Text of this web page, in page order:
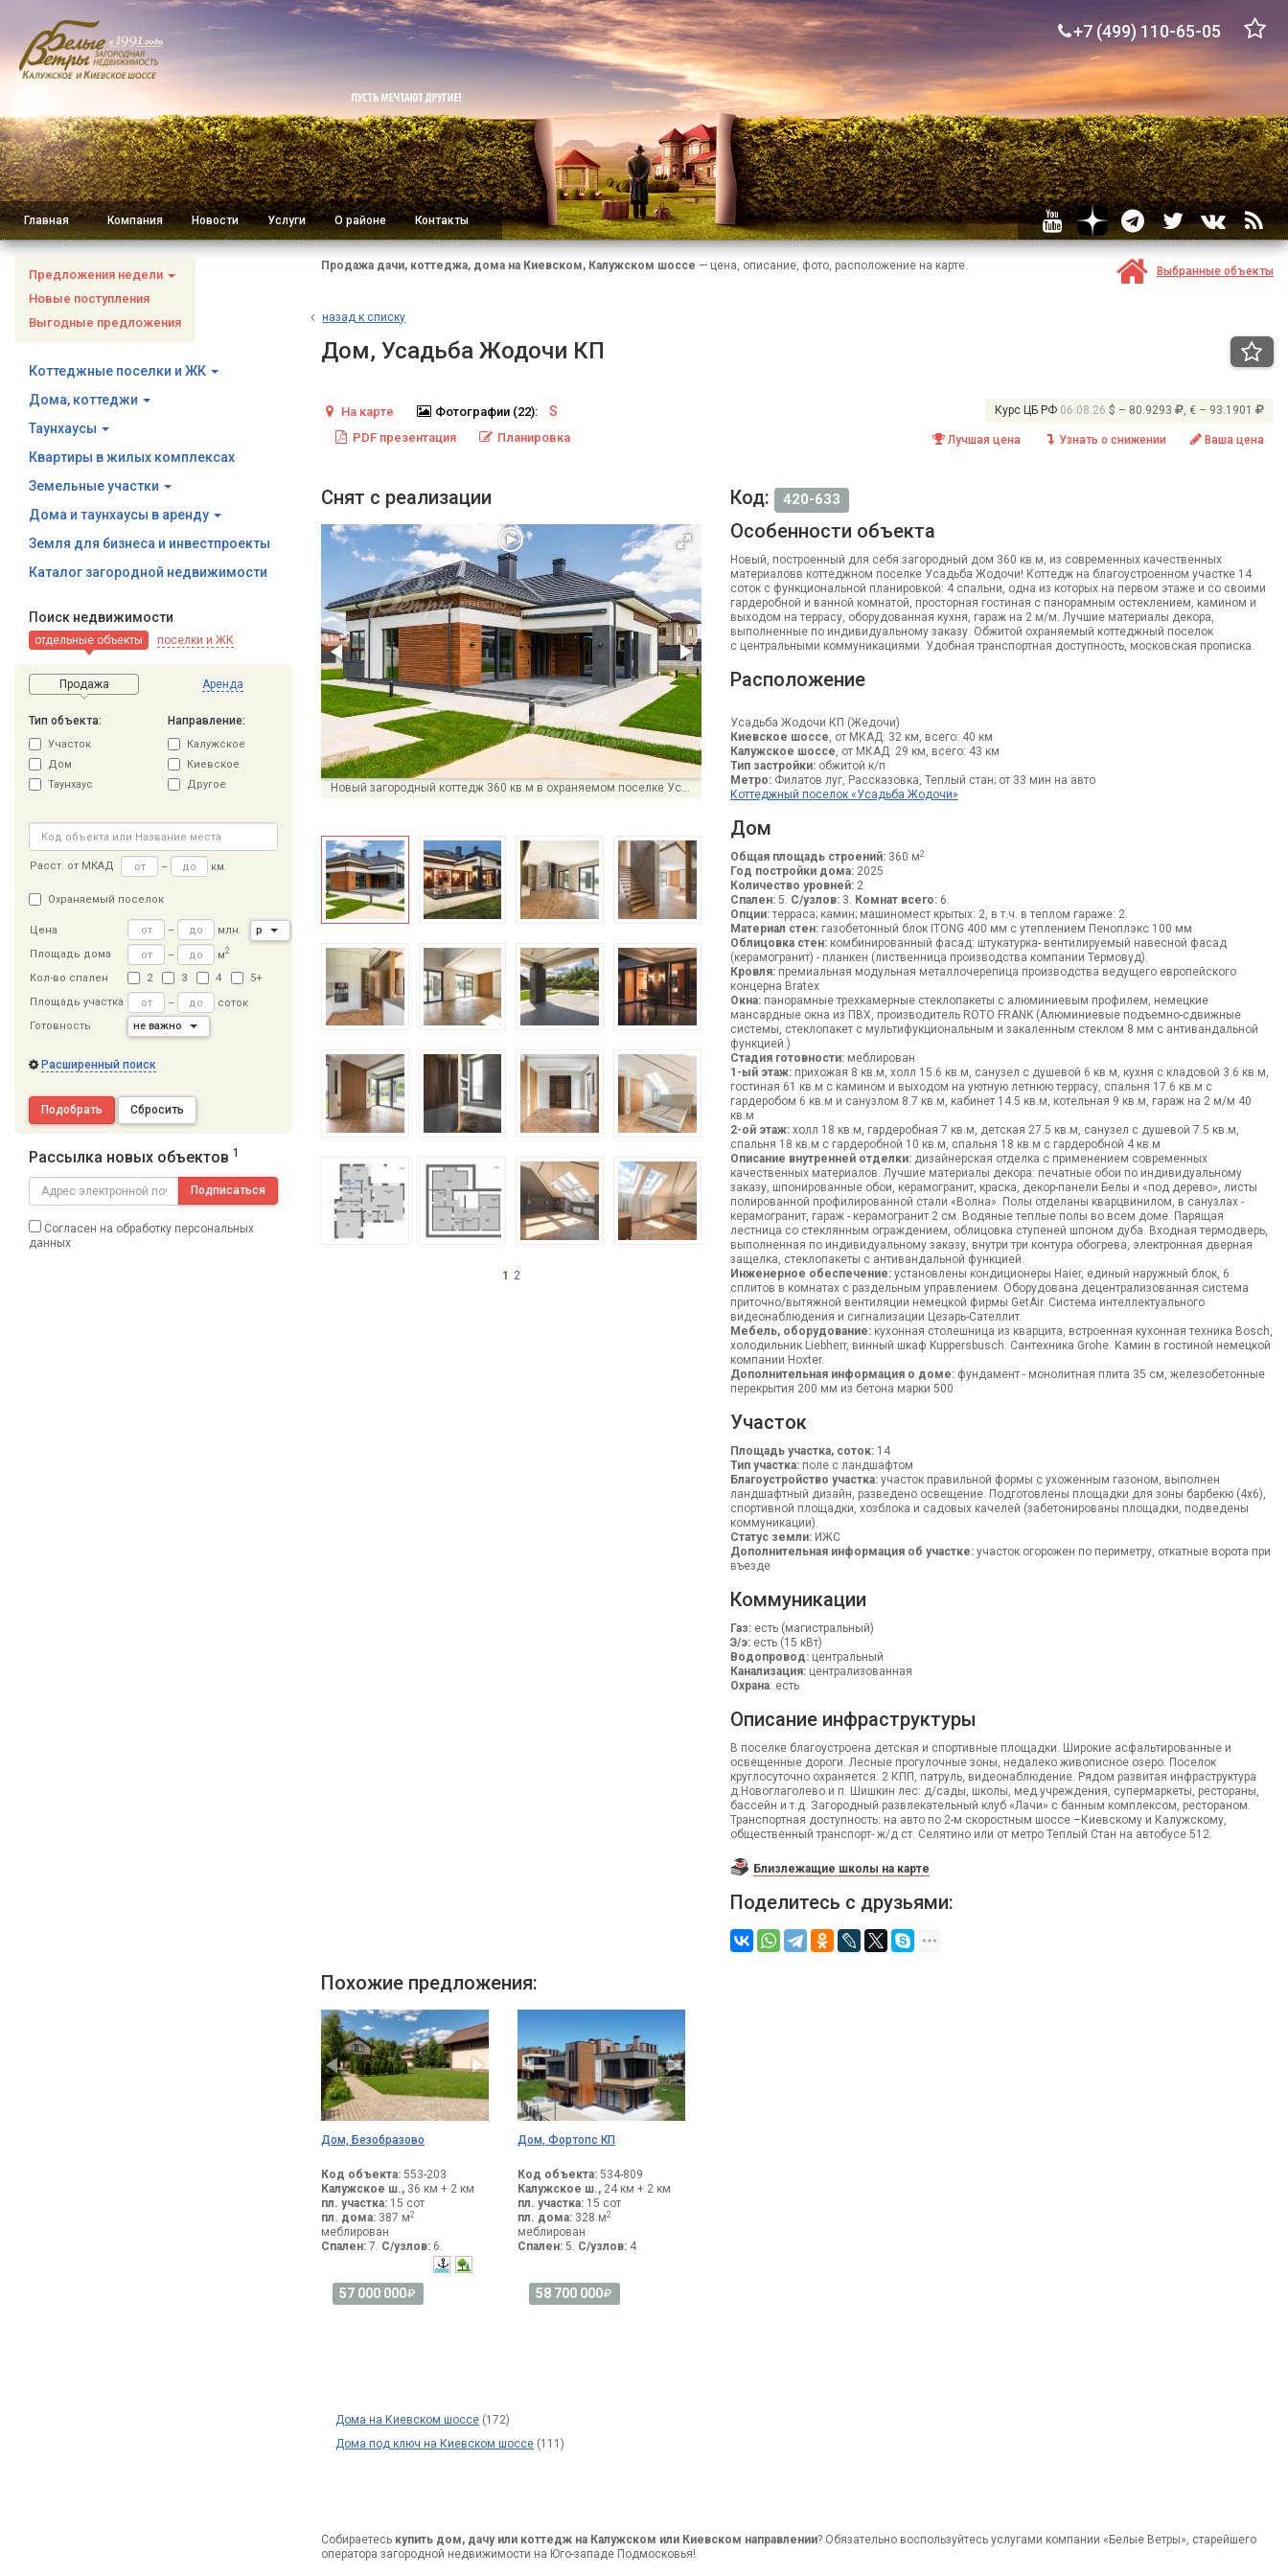
+7 (499) 110-65-05
Главная Компания Новости Услуги О районе Контакты
Предложения недели
Новые поступления
Выгодные предложения
Коттеджные поселки и ЖК
Дома, коттеджи
Таунхаусы
Квартиры в жилых комплексах
Земельные участки
Дома и таунхаусы в аренду
Земля для бизнеса и инвестпроекты
Каталог загородной недвижимости
Поиск недвижимости
отдельные объекты поселки и ЖК
Продажа Аренда
Тип объекта:
Участок
Дом
Таунхаус
Направление:
Калужское
Киевское
Другое
Расст. от МКАД – км.
Охраняемый поселок
Цена – млн.
р
Площадь дома
– м2
Кол-во спален 2 3 4
5+
Площадь участка
–
соток
Готовность
не важно
Расширенный поиск
Подобрать Сбросить
Рассылка новых объектов 1
Подписаться
Согласен на обработку персональных
данных
Продажа дачи, коттеджа, дома на Киевском, Калужском шоссе — цена, описание, фото, расположение на карте. Выбранные объекты
назад к списку
Дом, Усадьба Жодочи КП
Курс ЦБ РФ 06.08.26 $ – 80.9293 , € – 93.1901
Лучшая цена Узнать о снижении Ваша цена
На карте Фотографии (22): S
PDF презентация Планировка
Снят с реализации
Новый загородный коттедж 360 кв.м в охраняемом поселке Усадьба Жодочи
1 2
Код: 420-633
Особенности объекта
Новый, построенный для себя загородный дом 360 кв.м, из современных качественных
материаловв коттеджном поселке Усадьба Жодочи! Коттедж на благоустроенном участке 14
соток с функциональной планировкой: 4 спальни, одна из которых на первом этаже и со своими
гардеробной и ванной комнатой, просторная гостиная с панорамным остеклением, камином и
выходом на террасу, оборудованная кухня, гараж на 2 м/м. Лучшие материалы декора,
выполненные по индивидуальному заказу. Обжитой охраняемый коттеджный поселок
с центральными коммуникациями. Удобная транспортная доступность, московская прописка.
Расположение
Усадьба Жодочи КП (Жедочи)
Киевское шоссе, от МКАД: 32 км, всего: 40 км
Калужское шоссе, от МКАД: 29 км, всего: 43 км
Тип застройки:обжитой к/п
Метро:Филатов луг, Рассказовка, Теплый стан; от 33 мин на авто
Коттеджный поселок «Усадьба Жодочи»
Дом
Общая площадь строений:360 м2
Год постройки дома:2025
Количество уровней:2
Спален:5. С/узлов:3. Комнат всего:6.
Опции:терраса; камин; машиномест крытых: 2, в т.ч. в теплом гараже: 2.
Материал стен:газобетонный блок ITONG 400 мм с утеплением Пеноплэкс 100 мм
Облицовка стен:комбинированный фасад: штукатурка- вентилируемый навесной фасад
(керамогранит) - планкен (лиственница производства компании Термовуд).
Кровля:премиальная модульная металлочерепица производства ведущего европейского
концерна Bratex
Окна:панорамные трехкамерные стеклопакеты с алюминиевым профилем, немецкие
мансардные окна из ПВХ, производитель ROTO FRANK (Алюминиевые подъемно-сдвижные
системы, стеклопакет с мультифукциональным и закаленным стеклом 8 мм с антивандальной
функцией.)
Стадия готовности:меблирован
1-ый этаж:прихожая 8 кв.м, холл 15.6 кв.м, санузел с душевой 6 кв.м, кухня с кладовой 3.6 кв.м,
гостиная 61 кв.м с камином и выходом на уютную летнюю террасу, спальня 17.6 кв.м с
гардеробом 6 кв.м и санузлом 8.7 кв.м, кабинет 14.5 кв.м, котельная 9 кв.м, гараж на 2 м/м 40
кв.м
2-ой этаж:холл 18 кв.м, гардеробная 7 кв.м, детская 27.5 кв.м, санузел с душевой 7.5 кв.м,
спальня 18 кв.м с гардеробной 10 кв.м, спальня 18 кв.м с гардеробной 4 кв.м
Описание внутренней отделки:дизайнерская отделка с применением современных
качественных материалов. Лучшие материалы декора: печатные обои по индивидуальному
заказу, шпонированные обои, керамогранит, краска, декор-панели Белы и «под дерево», листы
полированной профилированной стали «Волна». Полы отделаны кварцвинилом, в санузлах -
керамогранит, гараж - керамогранит 2 см. Водяные теплые полы во всем доме. Парящая
лестница со стеклянным ограждением, облицовка ступеней шпоном дуба. Входная термодверь,
выполненная по индивидуальному заказу, внутри три контура обогрева, электронная дверная
защелка, стеклопакеты с антивандальной функцией.
Инженерное обеспечение:установлены кондиционеры Haier, единый наружный блок, 6
сплитов в комнатах с раздельным управлением. Оборудована децентрализованная система
приточно/вытяжной вентиляции немецкой фирмы GetAir. Система интеллектуального
видеонаблюдения и сигнализации Цезарь-Сателлит.
Мебель, оборудование:кухонная столешница из кварцита, встроенная кухонная техника Bosch,
холодильник Liebherr, винный шкаф Kuppersbusch. Сантехника Grohe. Камин в гостиной немецкой
компании Hoxter.
Дополнительная информация о доме:фундамент - монолитная плита 35 см, железобетонные
перекрытия 200 мм из бетона марки 500
Участок
Площадь участка, соток:14
Тип участка:поле с ландшафтом
Благоустройство участка:участок правильной формы с ухоженным газоном, выполнен
ландшафтный дизайн, разведено освещение. Подготовлены площадки для зоны барбекю (4х6),
спортивной площадки, хозблока и садовых качелей (забетонированы площадки, подведены
коммуникации).
Статус земли:ИЖС
Дополнительная информация об участке:участок огорожен по периметру, откатные ворота при
въезде
Коммуникации
Газ:есть (магистральный)
Э/э:есть (15 кВт)
Водопровод:центральный
Канализация:централизованная
Охрана: есть
Описание инфраструктуры
В поселке благоустроена детская и спортивные площадки. Широкие асфальтированные и
освещенные дороги. Лесные прогулочные зоны, недалеко живописное озеро. Поселок
круглосуточно охраняется: 2 КПП, патруль, видеонаблюдение. Рядом развитая инфраструктура
д.Новоглаголево и п. Шишкин лес: д/сады, школы, мед.учреждения, супермаркеты, рестораны,
бассейн и т.д. Загородный развлекательный клуб «Лачи» с банным комплексом, рестораном.
Транспортная доступность: на авто по 2-м скоростным шоссе –Киевскому и Калужскому,
общественный транспорт- ж/д ст. Селятино или от метро Теплый Стан на автобусе 512.
Близлежащие школы на карте
Поделитесь с друзьями:
Похожие предложения:
Дом, Безобразово
Код объекта: 553-203
Калужское ш., 36 км + 2 км
пл. участка: 15 сот
пл. дома: 387 м2
меблирован
Спален: 7. С/узлов: 6.
57 000 000
Дом, Фортопс КП
Код объекта:534-809
Калужское ш.,24 км + 2 км
пл. участка:15 сот
пл. дома:328 м2
меблирован
Спален:5. С/узлов:4.
58 700 000
Дома на Киевском шоссе (172)
Дома под ключ на Киевском шоссе (111)
Собираетесь купить дом, дачу или коттедж на Калужском или Киевском направлении? Обязательно воспользуйтесь услугами компании «Белые Ветры», старейшего
оператора загородной недвижимости на Юго-западе Подмосковья!